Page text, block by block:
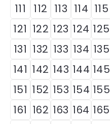
111
112 113 114 115
121 122 123 124 125
131 132 133 134 135
141 142 143 144 145
151 152 153 154 155
161 162 163 164 165